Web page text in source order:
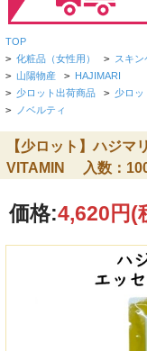
TOP
> 化粧品（女性用） > スキン
> 山陽物産 > HAJIMARI
> 少ロット出荷商品 > 少ロッ
> ノベルティ
【少ロット】ハジ
VITAMIN 入数：
価格:4,620円(